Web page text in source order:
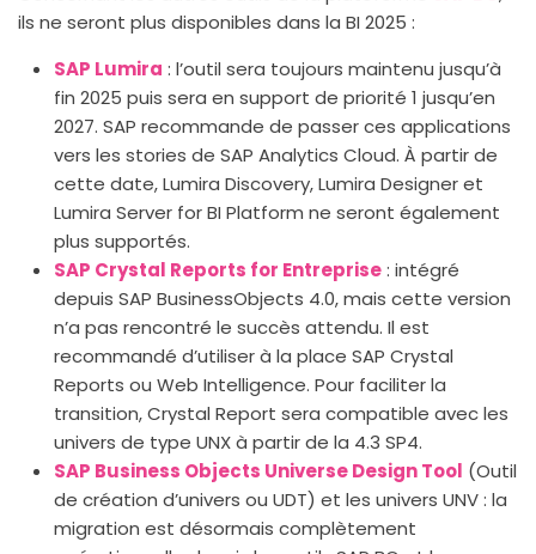
ils ne seront plus disponibles dans la BI 2025 :
SAP Lumira : l’outil sera toujours maintenu jusqu’à
fin 2025 puis sera en support de priorité 1 jusqu’en
2027. SAP recommande de passer ces applications
vers les stories de SAP Analytics Cloud. À partir de
cette date, Lumira Discovery, Lumira Designer et
Lumira Server for BI Platform ne seront également
plus supportés.
SAP Crystal Reports for Entreprise: intégré
depuis SAP BusinessObjects 4.0, mais cette version
n’a pas rencontré le succès attendu. Il est
recommandé d’utiliser à la place SAP Crystal
Reports ou Web Intelligence. Pour faciliter la
transition, Crystal Report sera compatible avec les
univers de type UNX à partir de la 4.3 SP4.
SAP Business Objects Universe Design Tool (Outil
de création d’univers ou UDT) et les univers UNV : la
migration est désormais complètement